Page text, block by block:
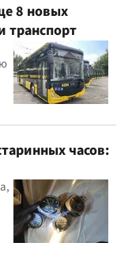
8 новых
транспорт
часов: